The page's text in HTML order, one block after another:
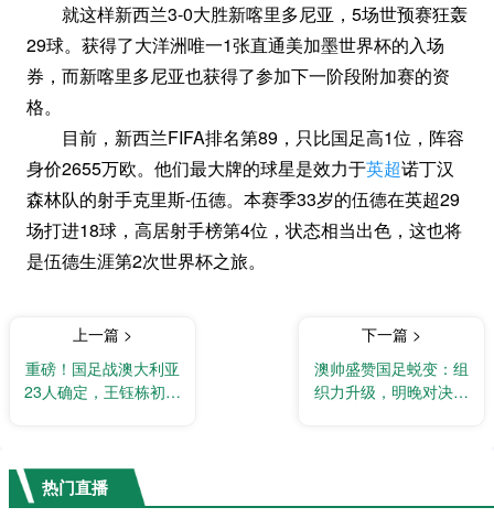
就这样新西兰3-0大胜新喀里多尼亚，5场世预赛狂轰
29球。获得了大洋洲唯一1张直通美加墨世界杯的入场
券，而新喀里多尼亚也获得了参加下一阶段附加赛的资
格。
目前，新西兰FIFA排名第89，只比国足高1位，阵容
身价2655万欧。他们最大牌的球星是效力于英超诺丁汉
森林队的射手克里斯-伍德。本赛季33岁的伍德在英超29
场打进18球，高居射手榜第4位，状态相当出色，这也将
是伍德生涯第2次世界杯之旅。
上一篇 >
重磅！国足战澳大利亚
23人确定，王钰栋初登
下一篇 >
澳帅盛赞国足蜕变：组
织力升级，明晚对决艰
热门直播